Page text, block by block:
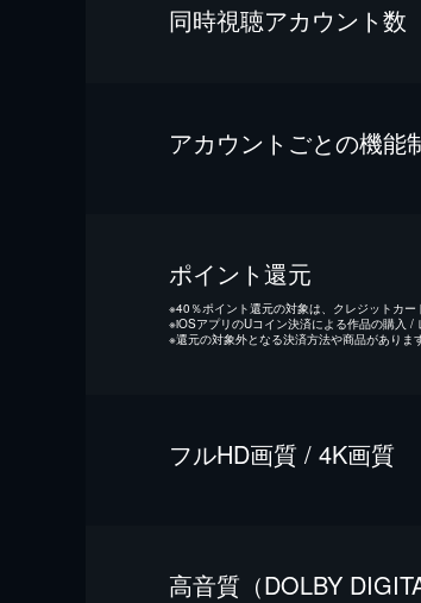
同時視聴アカウント数
アカウントごとの機能
ポイント還元
※40％ポイント還元の対象は、クレジットカー
※iOSアプリのUコイン決済による作品の購入 /
※還元の対象外となる決済方法や商品がありま
フルHD画質 / 4K画質
⾼⾳質（DOLBY